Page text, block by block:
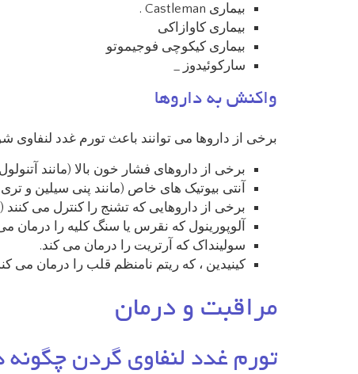
بیماری Castleman .
بیماری کاوازاکی
بیماری کیکوچی فوجیموتو
سارکوئیدوز _
واکنش به داروها
برخی از داروها می توانند باعث تورم غدد لنفاوی
برخی از داروهای فشار خون بالا (مانند
آنتی بیوتیک های خاص (مانند پنی سیلین و
برخی از داروهایی که تشنج را کنترل می کنند
آلوپورینول که نقرس یا سنگ کلیه را درمان
سولینداک که آرتریت را درمان می کند.
کینیدین ، که ریتم نامنظم قلب را درمان می
مراقبت و درمان
تورم غدد لنفاوی گردن